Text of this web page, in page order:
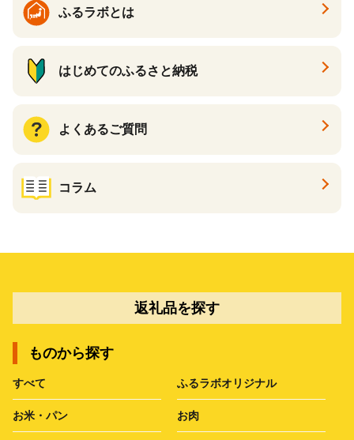
ふるラボとは
はじめてのふるさと納税
よくあるご質問
コラム
返礼品を探す
ものから探す
すべて ふるラボオリジナル
お米・パン お肉